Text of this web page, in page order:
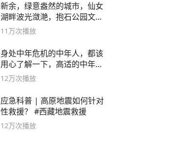
新余，绿意盎然的城市，仙女
湖畔波光潋滟，抱石公园文化
深邃……
11万次播放
身处中年危机的中年人，都该
用心了解一下，高适的中年逆
袭之路
12万次播放
应急科普 | 高原地震如何针对
性救援？ #西藏地震救援
12万次播放